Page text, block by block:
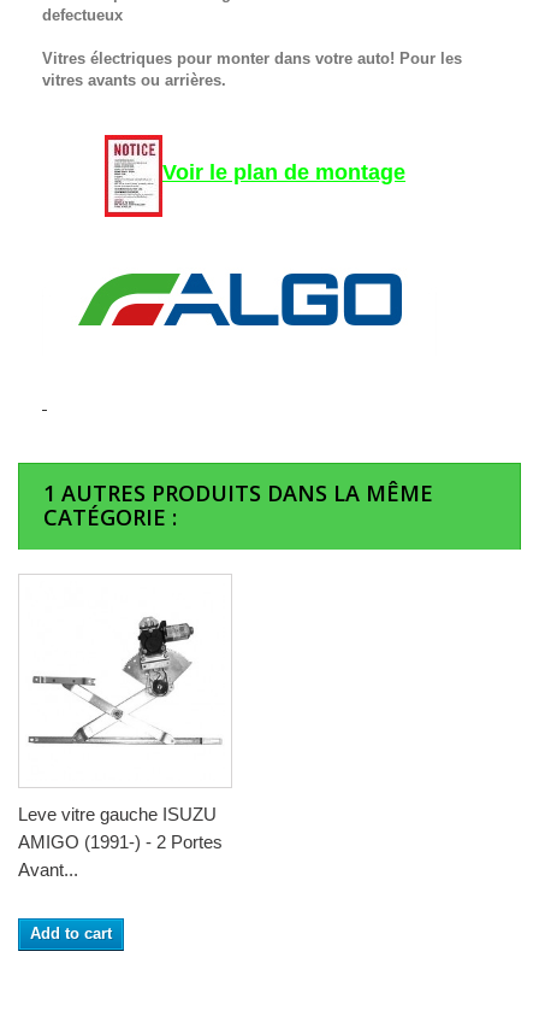
defectueux
Vitres électriques pour monter dans votre auto! Pour les
vitres avants ou arrières.
Voir le plan de montage
1 AUTRES PRODUITS DANS LA MÊME
CATÉGORIE :
Leve vitre gauche ISUZU
AMIGO (1991-) - 2 Portes
Avant...
Add to cart